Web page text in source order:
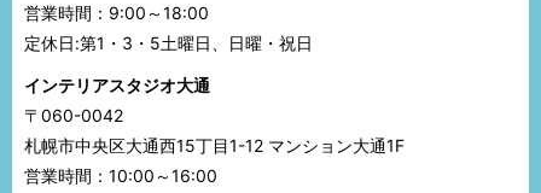
営業時間：9:00～18:00
定休日:第1・3・5土曜日、日曜・祝日
インテリアスタジオ大通
〒060-0042
札幌市中央区大通西15丁目1-12 マンション大通1F
営業時間：10:00～16:00